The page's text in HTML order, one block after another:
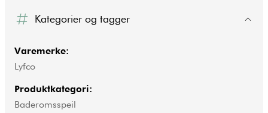
Kategorier og tagger
Varemerke:
Lyfco
Produktkategori:
Baderomsspeil